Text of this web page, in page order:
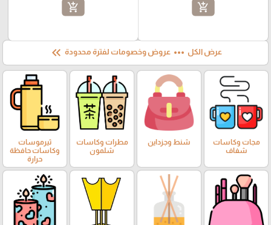
add_shopping_cart
add_shopping_cart
عرض الكل more_horiz عروض وخصومات لفترة محدودة keyboard_double_arrow_left
مجات وكاسات
شفاف
شنط وجزداين
مطرات وكاسات
شلمون
ثيرموسات
وكاسات حافظة
حرارة